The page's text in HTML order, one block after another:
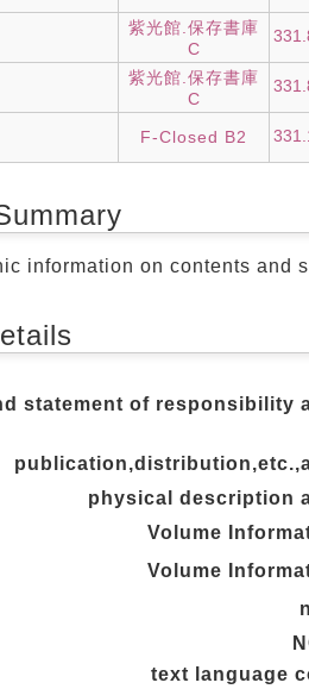
紫光館.保存書庫
C
紫光館.保存書庫
C
F-Closed B2
information on contents and
statement of responsibility
physical description
Volume
Volume
text language